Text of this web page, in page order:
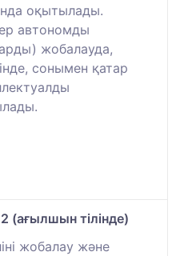
оқытылады.
автономды
жобалауда,
сонымен қатар
(ағылшын тілінде)
жобалау және